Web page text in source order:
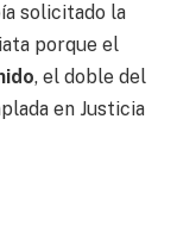
solicitado la
porque el
, el doble del
en Justicia